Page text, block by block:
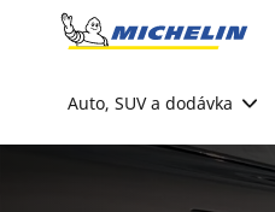
Go to page content
Auto, SUV a dodávka